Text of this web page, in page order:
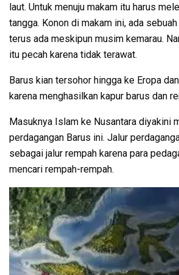
laut. Untuk menuju makam itu harus
tangga. Konon di makam ini, ada
terus ada meskipun musim kemarau.
itu pecah karena tidak terawat.
Barus kian tersohor hingga ke Eropa
karena menghasilkan kapur barus dan
Masuknya Islam ke Nusantara diyakini
perdagangan Barus ini. Jalur
sebagai jalur rempah karena para
mencari rempah-rempah.